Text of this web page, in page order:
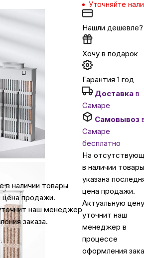
Для домашних питомцев
Умный дом и безопасность
аксессуары
центр Apple в Самаре
Подарочные сертификаты
наличии товары
цена продажи.
наш менеджер
заказа.
Уточняйте
Нашли дешевле?
Хочу в подарок
Гарантия 1 год
Доставка в
Самаре
Самовывоз
Самаре
бесплатно
На
в наличии товары
указана
цена продажи.
Актуальную цену
уточнит наш
менеджер в
процессе
оформления